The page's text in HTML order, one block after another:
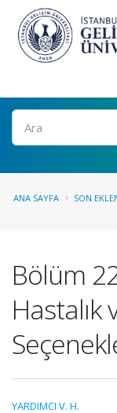
Ara
ANA SAYFA SON
Bölüm
Hastalık
YARDIMCI V. H.